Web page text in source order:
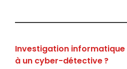
Investigation
à un cyber-détective ?